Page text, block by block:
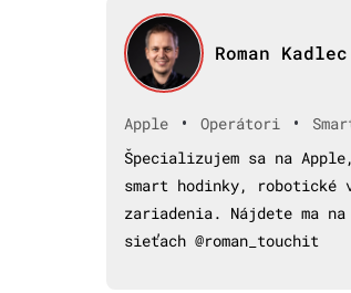
Roman Kadlec
Apple • Operátori •
Špecializujem sa na
smart hodinky, robotické
zariadenia. Nájdete ma
sieťach @roman_touchit